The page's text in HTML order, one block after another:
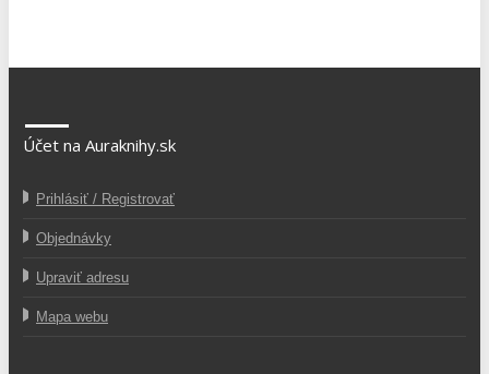
Účet na Auraknihy.sk
Prihlásiť / Registrovať
Objednávky
Upraviť adresu
Mapa webu